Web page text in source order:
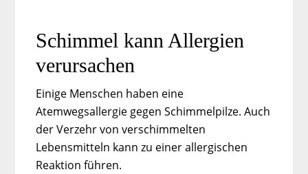
Schimmel kann Allergien
verursachen
Einige Menschen haben eine
Atemwegsallergie gegen Schimmelpilze. Auch
der Verzehr von verschimmelten
Lebensmitteln kann zu einer allergischen
Reaktion führen.